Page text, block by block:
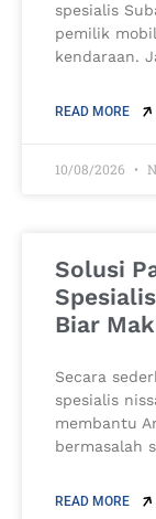
spesialis
pemilik
kendaraan.
READ MORE
10/08/2026
Solusi
Biar
Secara
spesialis
membantu
bermasalah
READ MORE